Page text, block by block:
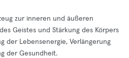
zur inneren und äußeren
Geistes und Stärkung des Körpers
der Lebensenergie, Verlängerung
der Gesundheit.